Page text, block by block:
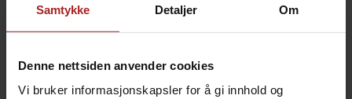
Samtykke Detaljer Om
Denne nettsiden anvender cookies
Vi bruker informasjonskapsler for å gi innhold og
3 på lager